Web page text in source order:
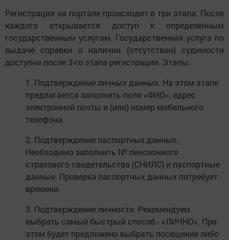
Регистрация на портале происходит в три этапа. После
каждого открывается доступ к определенным
государственным услугам. Государственная услуга по
выдаче справки о наличии (отсутствии) судимости
доступна после 3-го этапа регистрации. Этапы:
1. Подтверждение личных данных. На этом этапе
предлагается заполнить поля «ФИО», адрес
электронной почты и (или) номер мобильного
телефона.
2. Подтверждение паспортных данных.
Необходимо заполнить № пенсионного
страхового свидетельства (СНИЛС) и паспортные
данные. Проверка паспортных данных потребует
времени.
3. Подтверждение личности. Рекомендуем
выбрать самый быстрый способ - «ЛИЧНО». При
этом будет предложено выбрать посещение либо